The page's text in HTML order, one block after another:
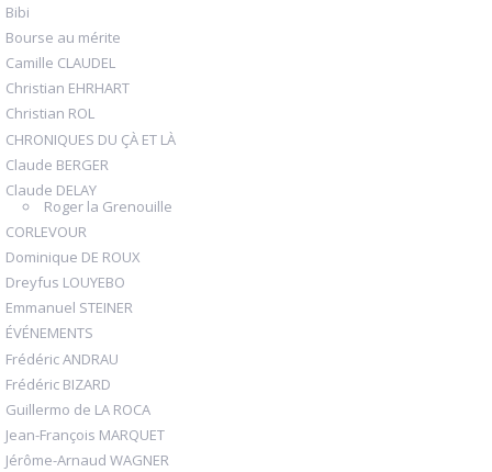
Bibi
Bourse au mérite
Camille CLAUDEL
Christian EHRHART
Christian ROL
CHRONIQUES DU ÇÀ ET LÀ
Claude BERGER
Claude DELAY
Roger la Grenouille
CORLEVOUR
Dominique DE ROUX
Dreyfus LOUYEBO
Emmanuel STEINER
ÉVÉNEMENTS
Frédéric ANDRAU
Frédéric BIZARD
Guillermo de LA ROCA
Jean-François MARQUET
Jérôme-Arnaud WAGNER